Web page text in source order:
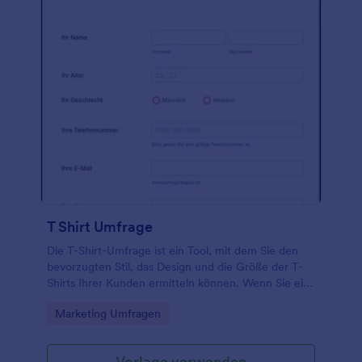
Formular oder als QR-Code. Keine
T Shirt Umfrage
Die T-Shirt-Umfrage ist ein Tool, mit dem Sie den
bevorzugten Stil, das Design und die Größe der T-
Shirts Ihrer Kunden ermitteln können. Wenn Sie ein
kennen, damit Sie wissen, welche Produkte Sie
Umfrageformularvorlage enthält Formularfelder, die
Go to Category:
Marketing Umfragen